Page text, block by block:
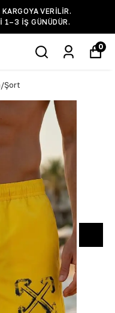
VERILIR.
1–3 IŞ GÜNÜDÜR.
0
Şort